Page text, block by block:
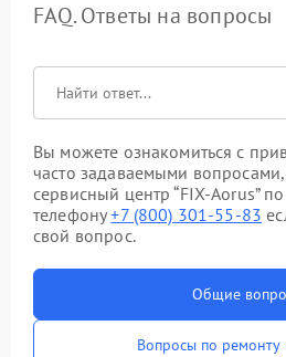
FAQ. Ответы на вопросы
Вы можете ознакомиться с
часто задаваемыми
сервисный центр “FIX-Aorus”
телефону+7 (800) 301-55-83
свой вопрос.
Общие
Вопросы по ремонту